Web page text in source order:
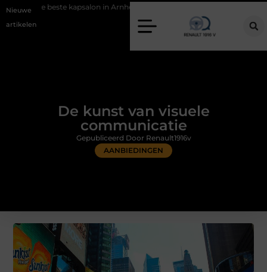
Nieuwe
artikelen
in Arnhem: meer dan alleen een knipbeurt
De kunst van visuele
communicatie
AANBIEDINGEN
Gepubliceerd Door Renault1916v